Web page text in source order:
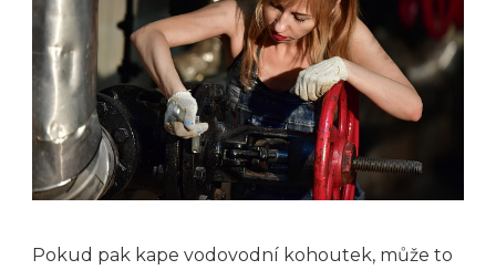
Pokud pak kape vodovodní kohoutek, může to